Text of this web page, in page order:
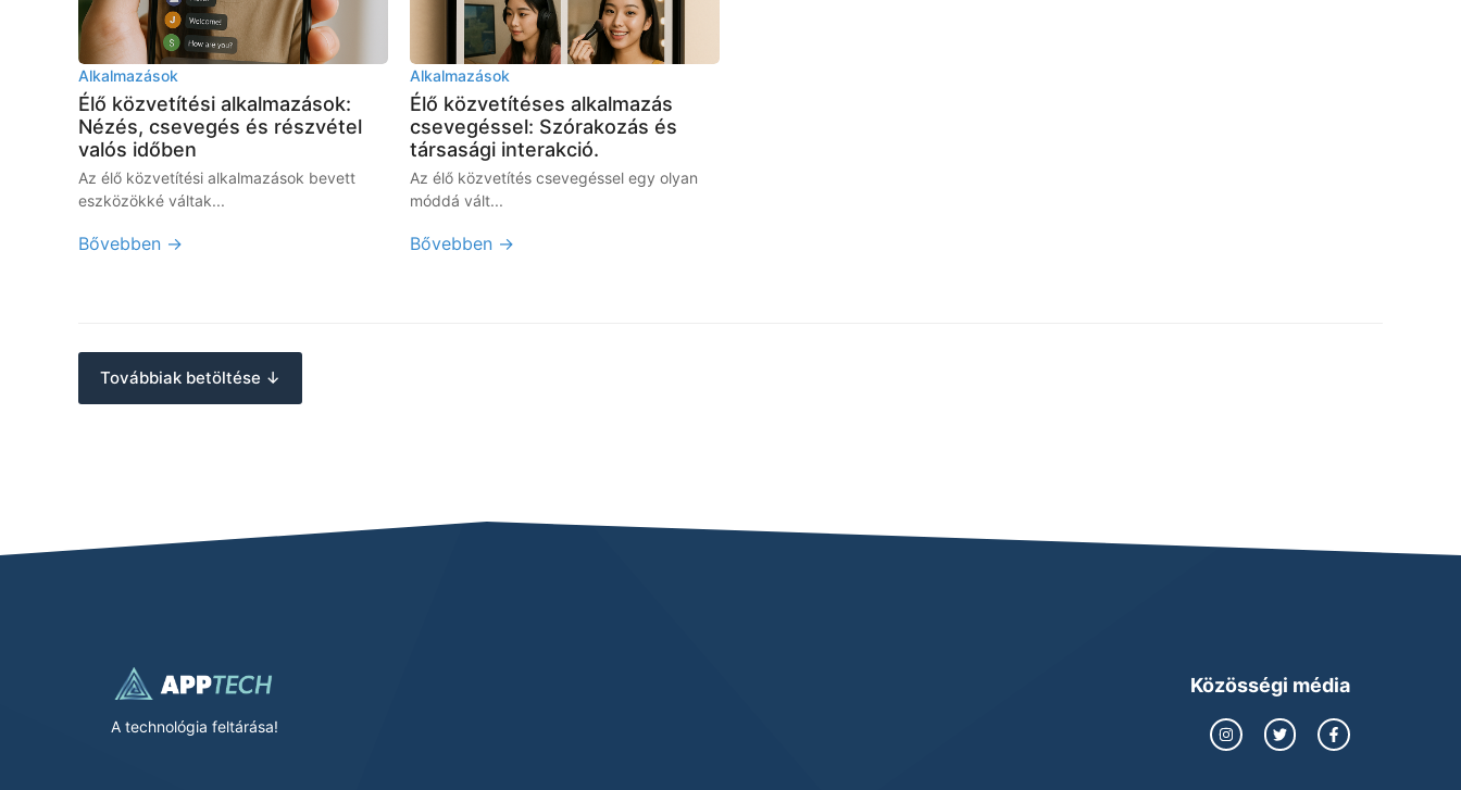
Alkalmazások
Élő közvetítési alkalmazások:
Nézés, csevegés és részvétel
valós időben
Az élő közvetítési alkalmazások bevett
eszközökké váltak...
Bővebben →
Alkalmazások
Élő közvetítéses alkalmazás
csevegéssel: Szórakozás és
társasági interakció.
Az élő közvetítés csevegéssel egy olyan
móddá vált...
Bővebben →
Továbbiak betöltése ↓
A technológia feltárása!
Közösségi média